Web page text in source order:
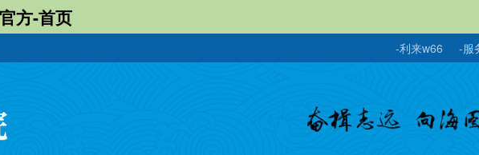
方-首页
-服
-利来w66